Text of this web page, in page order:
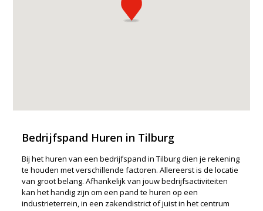
Bedrijfspand Huren in Tilburg
Bij het huren van een bedrijfspand in Tilburg dien je rekening
te houden met verschillende factoren. Allereerst is de locatie
van groot belang. Afhankelijk van jouw bedrijfsactiviteiten
kan het handig zijn om een pand te huren op een
industrieterrein, in een zakendistrict of juist in het centrum